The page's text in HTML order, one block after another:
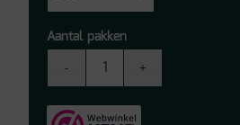
Aantal pakken
Step
laminaat